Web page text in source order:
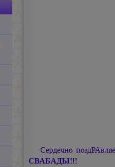
Сердечно
СВАБАДЫ!!!